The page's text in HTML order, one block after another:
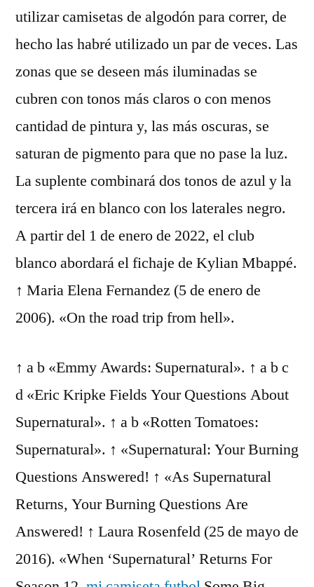
utilizar camisetas de algodón para correr, de
hecho las habré utilizado un par de veces. Las
zonas que se deseen más iluminadas se
cubren con tonos más claros o con menos
cantidad de pintura y, las más oscuras, se
saturan de pigmento para que no pase la luz.
La suplente combinará dos tonos de azul y la
tercera irá en blanco con los laterales negro.
A partir del 1 de enero de 2022, el club
blanco abordará el fichaje de Kylian Mbappé.
↑ Maria Elena Fernandez (5 de enero de
2006). «On the road trip from hell».
↑ a b «Emmy Awards: Supernatural». ↑ a b c
d «Eric Kripke Fields Your Questions About
Supernatural». ↑ a b «Rotten Tomatoes:
Supernatural». ↑ «Supernatural: Your Burning
Questions Answered! ↑ «As Supernatural
Returns, Your Burning Questions Are
Answered! ↑ Laura Rosenfeld (25 de mayo de
2016). «When ‘Supernatural’ Returns For